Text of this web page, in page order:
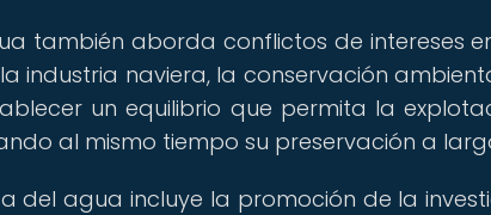
también aborda conflictos de intereses
industria naviera, la conservación
un equilibrio que permita la
al mismo tiempo su preservación a
del agua incluye la promoción de la